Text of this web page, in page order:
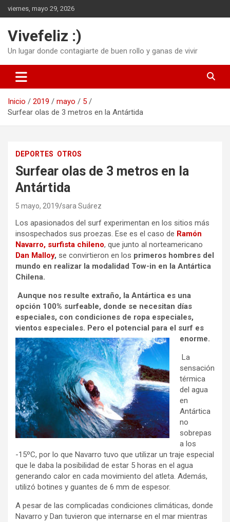
Saltar
al
viernes, mayo 29, 2026
Vivefeliz :)
Un lugar donde contagiarte de buen rollo y ganas de vivir
Inicio 2019 mayo
5
Surfear olas de 3 metros en la Antártida
DEPORTES OTROS
Surfear olas de 3 metros en la
Antártida
5 mayo, 2019 sara Suárez
Los apasionados del surf experimentan en los sitios más
insospechados sus proezas. Ese es el caso de Ramón
Navarro, surfista chileno, que junto al norteamericano
Dan Malloy, se convirtieron en los primeros hombres del
mundo en realizar la modalidad Tow-in en la Antártica
Chilena.
Aunque nos resulte extraño, la Antártica es una
opción 100% surfeable, donde se necesitan días
especiales, con condiciones de ropa especiales,
vientos especiales. Pero el potencial para el surf es
enorme.
La
sensación
térmica
del agua
en
Antártica
no
sobrepas
a los
-15ºC, por lo que Navarro tuvo que utilizar un traje especial
que le daba la posibilidad de estar 5 horas en el agua
generando calor en cada movimiento del atleta. Además,
utilizó botines y guantes de 6 mm de espesor.
A pesar de las complicadas condiciones climáticas, donde
Navarro y Dan tuvieron que internarse en el mar mientras